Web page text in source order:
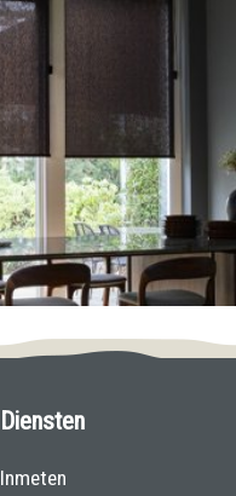
Diensten
Inmeten